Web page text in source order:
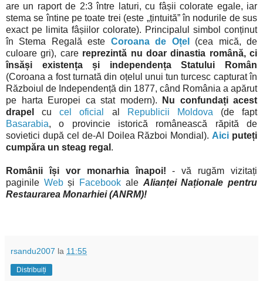
are un raport de 2:3 între laturi, cu fâșii colorate egale, iar
stema se întine pe toate trei (este „țintuită” în nodurile de sus
exact pe limita fâșiilor colorate). Principalul simbol conținut
în Stema Regală este Coroana de Oțel
(cea mică, de
culoare gri), care reprezintă nu doar dinastia română, ci
însăși existența și independența Statului Român
(Coroana a fost turnată din oțelul unui tun turcesc capturat în
Războiul de Independență din 1877, când România a apărut
pe harta Europei ca stat modern).
Nu confundați acest
drapel
cucel oficial al Republicii Moldova (de fapt
Basarabia, o provincie istorică românească răpită de
sovietici după cel de-Al Doilea Război Mondial). Aici puteți
cumpăra un steag regal .
Românii își vor monarhia înapoi! - vă rugăm vizitați
paginile Webși Facebook ale Alianței Naționale pentru
Restaurarea Monarhiei (ANRM)!
rsandu2007 la 11:55
Distribuiți